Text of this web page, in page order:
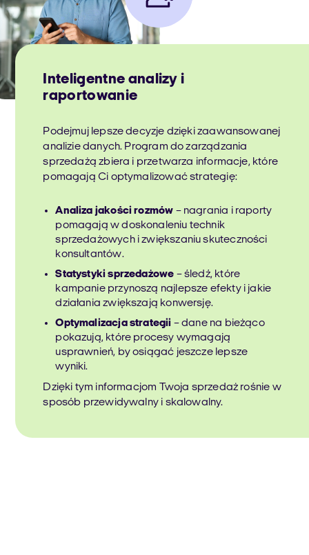
Inteligentne analizy i
raportowanie
Podejmuj lepsze decyzje dzięki zaawansowanej
analizie danych. Program do zarządzania
sprzedażą zbiera i przetwarza informacje, które
pomagają Ci optymalizować strategię:
Analiza jakości rozmów – nagrania i raporty
pomagają w doskonaleniu technik
sprzedażowych i zwiększaniu skuteczności
konsultantów.
Statystyki sprzedażowe – śledź, które
kampanie przynoszą najlepsze efekty i jakie
działania zwiększają konwersję.
Optymalizacja strategii – dane na bieżąco
pokazują, które procesy wymagają
usprawnień, by osiągać jeszcze lepsze
wyniki.
Dzięki tym informacjom Twoja sprzedaż rośnie w
sposób przewidywalny i skalowalny.